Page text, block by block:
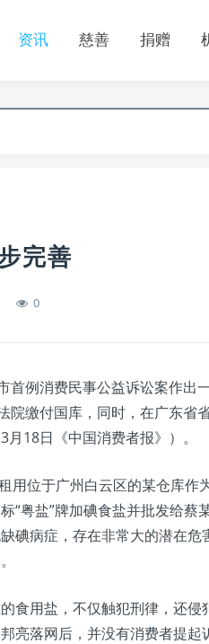
资讯 慈善 捐赠
完善
0
首例消费民事公益诉讼案作出
院缴付国库，同时，在广东省
18日《中国消费者报》）。
用位于广州白云区的某仓库作
“粤盐”牌加碘食盐并批发给蔡
碘病症，存在非常大的潜在危
食用盐，不仅触犯刑律，还侵
亮落网后，并没有消费者提起